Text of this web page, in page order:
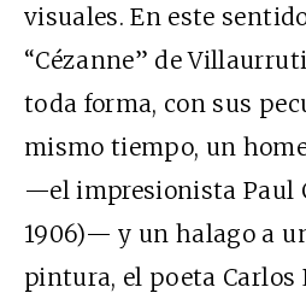
visuales. En este
“Cézanne” de
toda forma, con sus
mismo tiempo, un
—el impresionista Paul
1906)— y un halago a
pintura, el poeta Carlos